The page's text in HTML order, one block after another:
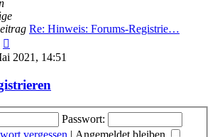
Re: Hinweis: Forums-Registrie…
Beitrag
2021, 14:51
Passwort:
vergessen | Angemeldet bleiben